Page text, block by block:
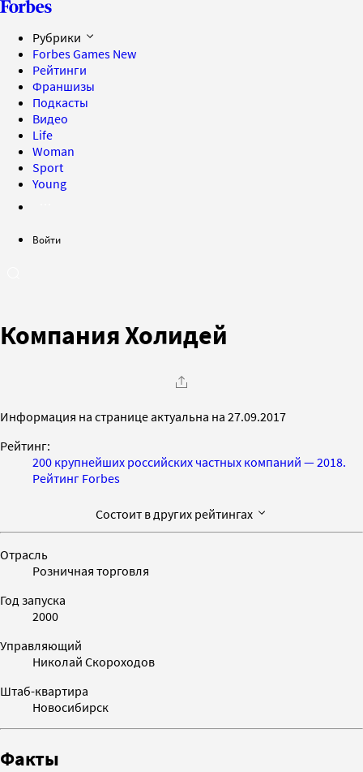
Рубрики
Forbes Games New
Рейтинги
Франшизы
Подкасты
Видео
Life
Woman
Sport
Young
Войти
Компания Холидей
Информация на странице актуальна на 27.09.2017
Рейтинг:
200 крупнейших российских частных компаний — 2018.
Рейтинг Forbes
Состоит в других рейтингах
Отрасль
Розничная торговля
Год запуска
2000
Управляющий
Николай Скороходов
Штаб-квартира
Новосибирск
Факты